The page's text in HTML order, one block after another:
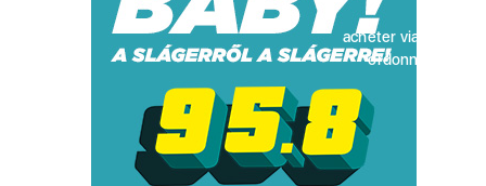
acheter viagra sans
ordonnance